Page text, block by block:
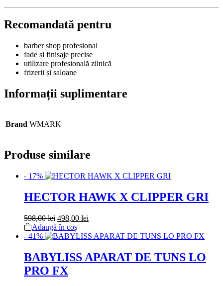
Recomandată pentru
barber shop profesional
fade și finisaje precise
utilizare profesională zilnică
frizerii și saloane
Informații suplimentare
Brand WMARK
Produse similare
- 17%
HECTOR HAWK X CLIPPER GRI
598,00lei Prețul
inițial
a
598,00 lei.
498,00 lei
este:
Adaugă în coș
- 41%
BABYLISS APARAT DE TUNS LO
PRO FX